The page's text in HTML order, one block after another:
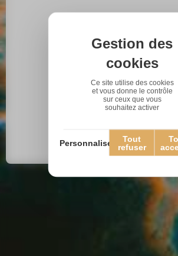
Gestion des
cookies
Ce site utilise des cookies
et vous donne le contrôle
sur ceux que vous
souhaitez activer
Tout
refuser
Personnaliser